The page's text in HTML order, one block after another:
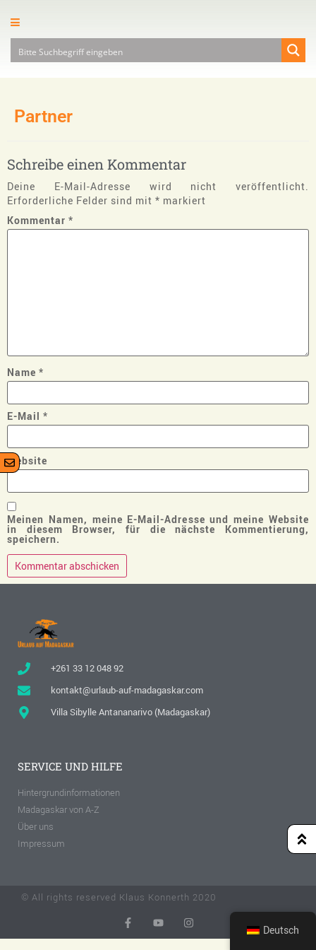
Partner
Schreibe einen Kommentar
Deine E-Mail-Adresse wird nicht veröffentlicht.
Erforderliche Felder sind mit * markiert
Kommentar *
Name *
E-Mail *
Website
Meinen Namen, meine E-Mail-Adresse und meine Website
in diesem Browser, für die nächste Kommentierung,
speichern.
+261 33 12 048 92
kontakt@urlaub-auf-madagaskar.com
Villa Sibylle Antananarivo (Madagaskar)
SERVICE UND HILFE
Hintergrundinformationen
Madagaskar von A-Z
Über uns
Impressum
© All rights reserved Klaus Konnerth 2020
Deutsch